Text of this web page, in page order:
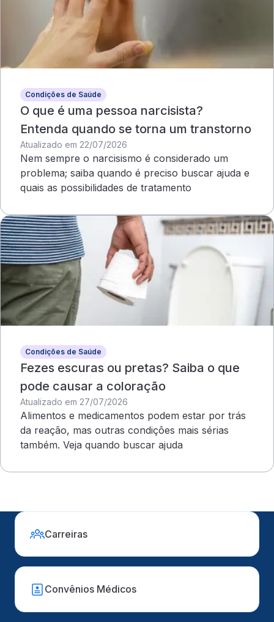
Condições de Saúde
O que é uma pessoa narcisista?
Entenda quando se torna um transtorno
Atualizado em 22/07/2026
Nem sempre o narcisismo é considerado um
problema; saiba quando é preciso buscar ajuda e
quais as possibilidades de tratamento
Condições de Saúde
Fezes escuras ou pretas? Saiba o que
pode causar a coloração
Atualizado em 27/07/2026
Alimentos e medicamentos podem estar por trás
da reação, mas outras condições mais sérias
também. Veja quando buscar ajuda
Carreiras
Convênios Médicos